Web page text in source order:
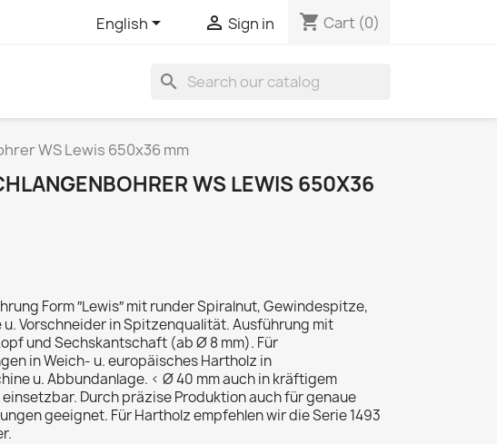
English  Sign in shopping_cart Cart (0)
search
WS Lewis 650x36 mm
WS LEWIS 650X36
Form ″Lewis″ mit runder Spiralnut, Gewindespitze,
Vorschneider in Spitzenqualität. Ausführung mit
und Sechskantschaft (ab Ø 8 mm). Für
in Weich- u. europäisches Hartholz in
u. Abbundanlage. < Ø 40 mm auch in kräftigem
Durch präzise Produktion auch für genaue
geeignet. Für Hartholz empfehlen wir die Serie 1493